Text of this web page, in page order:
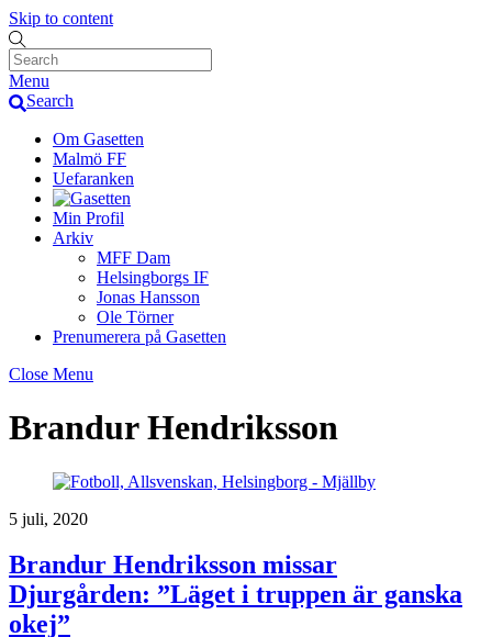
Skip to content
Menu
Search
Om Gasetten
Malmö FF
Uefaranken
Min Profil
Arkiv
MFF Dam
Helsingborgs IF
Jonas Hansson
Ole Törner
Prenumerera på Gasetten
Close Menu
Brandur Hendriksson
5 juli, 2020
Brandur Hendriksson missar
Djurgården: ”Läget i truppen är ganska
okej”